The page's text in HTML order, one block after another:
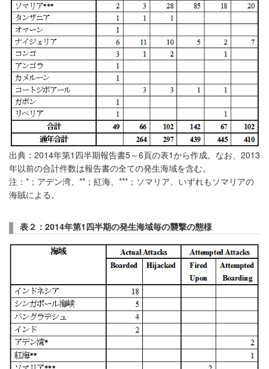
出典：2014年第1四半期報告書5～6頁の表1から作成。なお、2013
年以前の合計件数は報告書の全ての発生海域を含む。
注：*；アデン湾、**；紅海、***；ソマリア、いずれもソマリアの
海賊による。
表２： 2014年第1四半期の発生海域毎の襲撃の態様